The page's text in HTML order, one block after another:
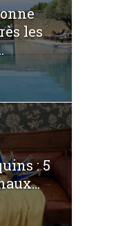
les
: 5